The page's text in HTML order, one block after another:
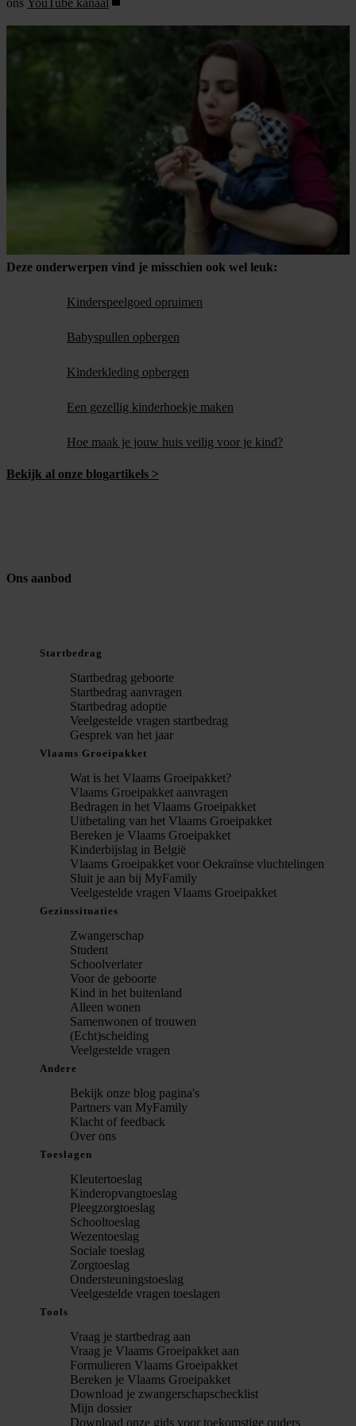
ons YouTube kanaal
Deze onderwerpen vind je misschien ook wel leuk:
Kinderspeelgoed opruimen
Babyspullen opbergen
Kinderkleding opbergen
Een gezellig kinderhoekje maken
Hoe maak je jouw huis veilig voor je kind?
Bekijk al onze blogartikels >
Ons aanbod
Startbedrag
Startbedrag geboorte
Startbedrag aanvragen
Startbedrag adoptie
Veelgestelde vragen startbedrag
Gesprek van het jaar
Vlaams Groeipakket
Wat is het Vlaams Groeipakket?
Vlaams Groeipakket aanvragen
Bedragen in het Vlaams Groeipakket
Uitbetaling van het Vlaams Groeipakket
Bereken je Vlaams Groeipakket
Kinderbijslag in België
Vlaams Groeipakket voor Oekraïnse vluchtelingen
Sluit je aan bij MyFamily
Veelgestelde vragen Vlaams Groeipakket
Gezinssituaties
Zwangerschap
Student
Schoolverlater
Voor de geboorte
Kind in het buitenland
Alleen wonen
Samenwonen of trouwen
(Echt)scheiding
Veelgestelde vragen
Andere
Bekijk onze blog pagina's
Partners van MyFamily
Klacht of feedback
Over ons
Toeslagen
Kleutertoeslag
Kinderopvangtoeslag
Pleegzorgtoeslag
Schooltoeslag
Wezentoeslag
Sociale toeslag
Zorgtoeslag
Ondersteuningstoeslag
Veelgestelde vragen toeslagen
Tools
Vraag je startbedrag aan
Vraag je Vlaams Groeipakket aan
Formulieren Vlaams Groeipakket
Bereken je Vlaams Groeipakket
Download je zwangerschapschecklist
Mijn dossier
Download onze gids voor toekomstige ouders